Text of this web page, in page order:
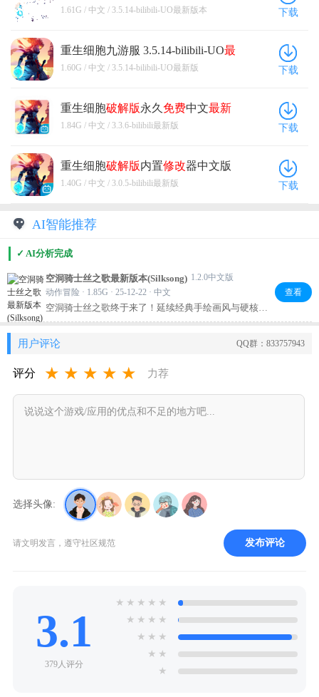
版本
1.61G / 中文 / 3.5.14-bilibili-UO最新版本 下载
重生细胞九游服 3.5.14-bilibili-UO最
新版
1.60G / 中文 / 3.5.14-bilibili-UO最新版 下载
重生细胞破解版永久 免费中文最新
版3.3.6-bilibili 最新版
1.84G / 中文 / 3.3.6-bilibili最新版 下载
重生细胞破解版内置修改器中文版
3.0.5-bilibili 最新版
1.40G / 中文 / 3.0.5-bilibili最新版 下载
AI智能推荐
✓ AI分析完成
空洞骑士丝之歌最新版本(Silksong) 1.2.0中文版
动作冒险 · 1.85G · 25-12-22 · 中文
空洞骑士丝之歌终于来了！延续经典手绘画风与硬核战
斗，这次你将操控全新主角，在神秘世界探索解谜、挑
拉满。喜欢受苦又爱艺术感的玩家，别错过这场沉浸式
查看
用户评论 QQ群：833757943
评分 ★ ★ ★ ★ ★ 力荐
选择头像:
请文明发言，遵守社区规范 发布评论
3.1
379人评分
★ ★ ★ ★ ★
★ ★ ★ ★
★ ★ ★
★ ★
★